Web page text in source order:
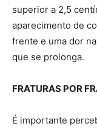
superior a 2,5
aparecimento de
frente e uma dor
que se prolonga.
FRATURAS POR
É importante